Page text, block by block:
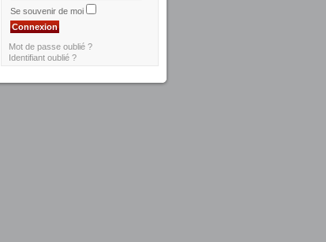
Se souvenir de moi
Mot de passe oublié ?
Identifiant oublié ?